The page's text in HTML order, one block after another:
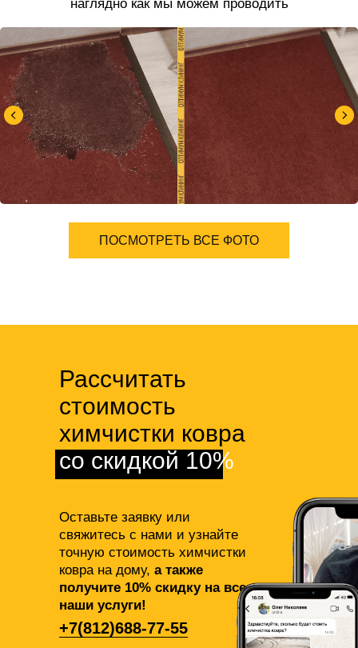
наглядно как мы можем проводить
ПОСМОТРЕТЬ ВСЕ ФОТО
Оставьте заявку или
свяжитесь с нами и узнайте
точную стоимость химчистки
ковра на дому, а также
получите 10% скидку на все
наши услуги!
Рассчитать
стоимость
химчистки ковра
со скидкой 10%
+7(812)688-77-55